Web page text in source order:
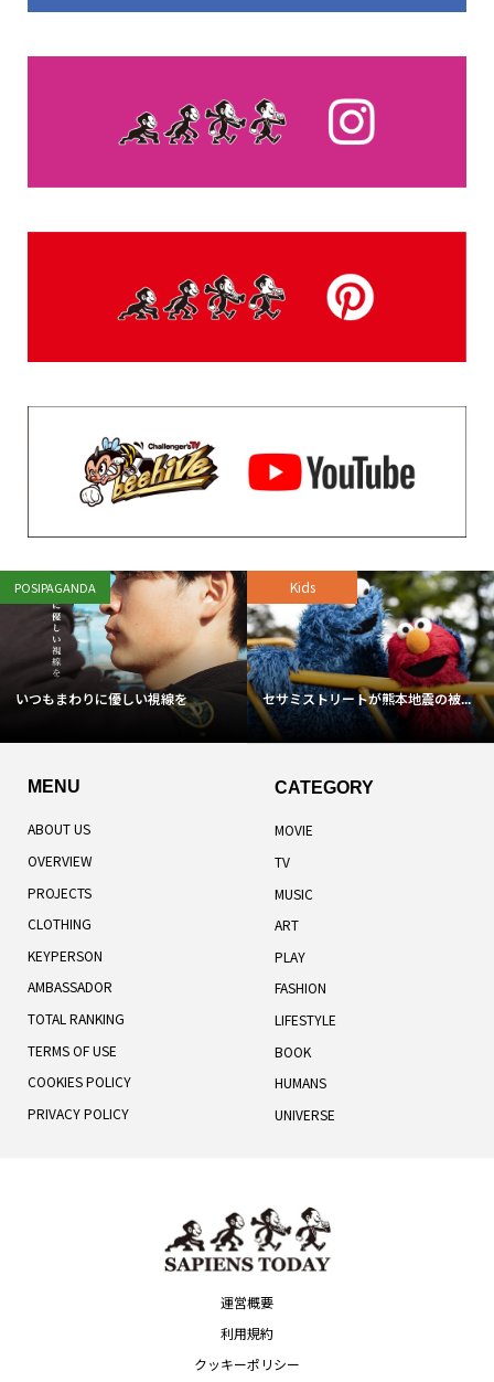
POSIPAGANDA
いつもまわりに優しい視線を
Kids
セサミストリートが熊本地震の被...
MENU
ABOUT US
OVERVIEW
PROJECTS
CLOTHING
KEYPERSON
AMBASSADOR
TOTAL RANKING
TERMS OF USE
COOKIES POLICY
PRIVACY POLICY
CATEGORY
MOVIE
TV
MUSIC
ART
PLAY
FASHION
LIFESTYLE
BOOK
HUMANS
UNIVERSE
運営概要
利用規約
クッキーポリシー